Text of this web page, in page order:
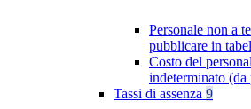
Personale non a
pubblicare in
Costo del
indeterminato
Tassi di assenza 9